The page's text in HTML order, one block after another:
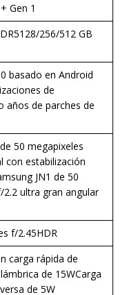
Gen 1
256/512 GB
basado en Android
de
años de parches de
50 megapixeles
con estabilización
JN1 de 50
ultra gran angular
f/2.45HDR
carga rápida de
de 15WCarga
de 5W